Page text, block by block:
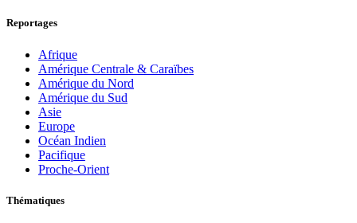
Reportages
Afrique
Amérique Centrale & Caraïbes
Amérique du Nord
Amérique du Sud
Asie
Europe
Océan Indien
Pacifique
Proche-Orient
Thématiques